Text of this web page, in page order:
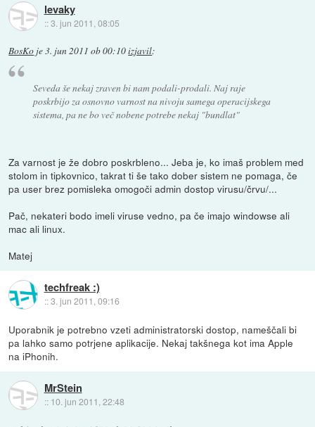
levaky
::3. jun 2011, 08:05
BosKo je3. jun 2011 ob 00:10izjavil:
Seveda še nekaj zraven bi nam podali-prodali. Naj raje
poskrbijo za osnovno varnost na nivoju samega operacijskega
sistema, pa ne bo več nobene potrebe nekaj "bundlat"
Za varnost je že dobro poskrbleno... Jeba je, ko imaš problem med
stolom in tipkovnico, takrat ti še tako dober sistem ne pomaga, če
pa user brez pomisleka omogoči admin dostop virusu/črvu/...
Pač, nekateri bodo imeli viruse vedno, pa če imajo windowse ali
mac ali linux.
Matej
techfreak :)
::3. jun 2011, 09:16
Uporabnik je potrebno vzeti administratorski dostop, nameščali bi
pa lahko samo potrjene aplikacije. Nekaj takšnega kot ima Apple
na iPhonih.
MrStein
:: 10. jun 2011, 22:48